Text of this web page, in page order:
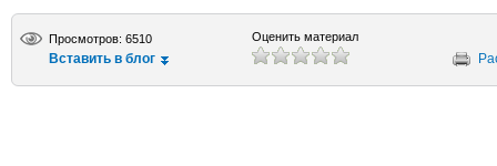
Просмотров: 6510
Вставить в блог
Оценить материал